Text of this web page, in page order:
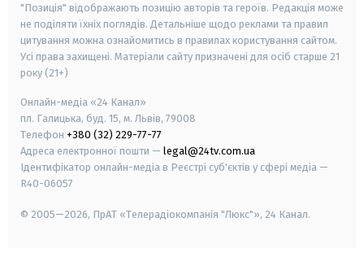
"Позиція" відображають позицію авторів та героїв. Редакція може
не поділяти їхніх поглядів. Детальніше щодо реклами та правил
цитування можна ознайомитись в правилах користування сайтом.
Усі права захищені. Матеріали сайту призначені для осіб старше 21
року (21+)
Онлайн-медіа «24 Канал»
пл. Галицька, буд. 15, м. Львів, 79008
Телефон +380 (32) 229-77-77
Адреса електронної пошти — legal@24tv.com.ua
Ідентифікатор онлайн-медіа в Реєстрі суб'єктів у сфері медіа —
R40-06057
© 2005—2026, ПрАТ «Телерадіокомпанія "Люкс"», 24 Канал.